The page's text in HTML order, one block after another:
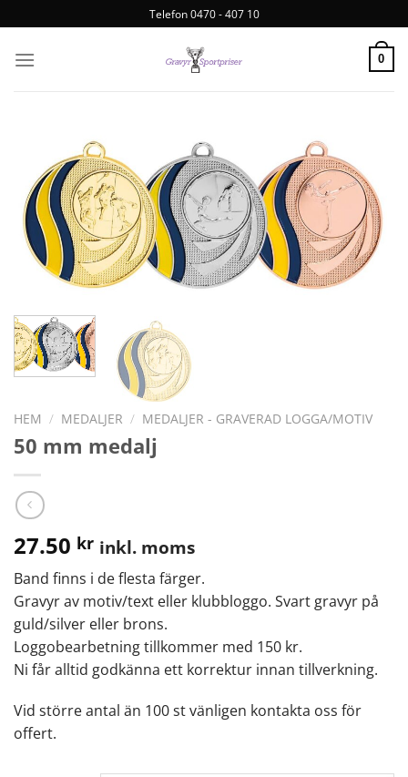
Telefon 0470 - 407 10
0
HEM / MEDALJER / MEDALJER - GRAVERAD LOGGA/MOTIV
50 mm medalj
27.50 kr inkl. moms
Band finns i de flesta färger.
Gravyr av motiv/text eller klubbloggo. Svart gravyr på
guld/silver eller brons.
Loggobearbetning tillkommer med 150 kr.
Ni får alltid godkänna ett korrektur innan tillverkning.
Vid större antal än 100 st vänligen kontakta oss för
offert.